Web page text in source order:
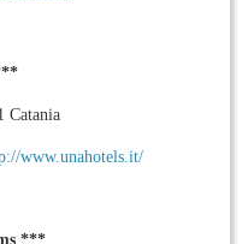
Catania
www.unahotels.it/
***